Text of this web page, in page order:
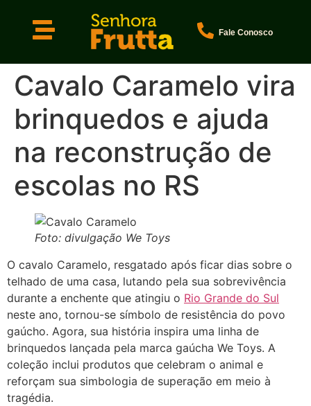
Fale Conosco
Cavalo Caramelo vira
brinquedos e ajuda
na reconstrução de
escolas no RS
Foto: divulgação We Toys
O cavalo Caramelo, resgatado após ficar dias sobre o
telhado de uma casa, lutando pela sua sobrevivência
durante a enchente que atingiu o Rio Grande do Sul
neste ano, tornou-se símbolo de resistência do povo
gaúcho. Agora, sua história inspira uma linha de
brinquedos lançada pela marca gaúcha We Toys. A
coleção inclui produtos que celebram o animal e
reforçam sua simbologia de superação em meio à
tragédia.